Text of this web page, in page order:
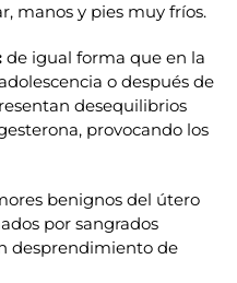
manos y pies muy fríos.
de igual forma que en la
o después de
desequilibrios
provocando los
benignos del útero
por sangrados
desprendimiento de